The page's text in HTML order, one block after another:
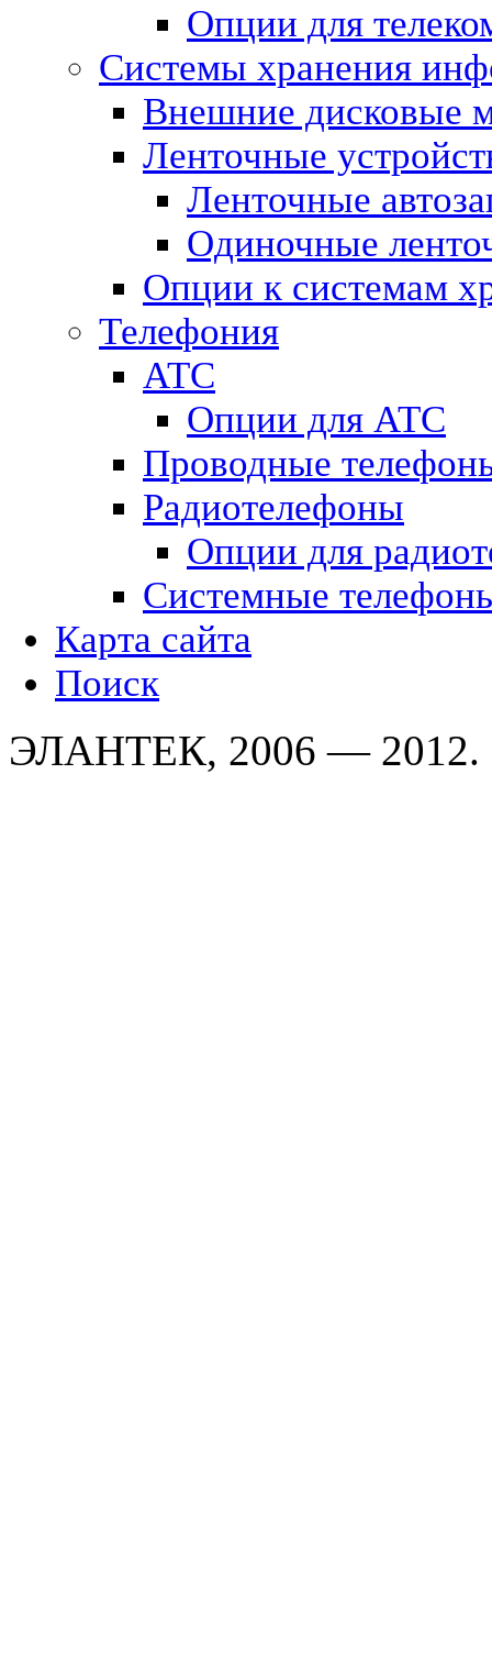
Опции для
Системы хранения
Внешние дисковые
Ленточные
Ленточные
Одиночные
Опции к системам
Телефония
АТС
Опции для АТС
Проводные
Радиотелефоны
Опции для
Системные
Карта сайта
Поиск
ЭЛАНТЕК, 2006 — 2012.